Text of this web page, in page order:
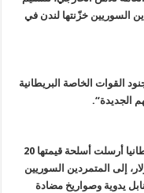
السوريين خزّنتها لندن في
القوات الخاصة البريطانية
الجديدة“.
بريطانيا أرسلت أسلحة قيمتها 20
إلى المتمردين السوريين
يدوية وصواريخ مضادة